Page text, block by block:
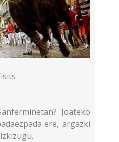
Joateko
ere, argazki